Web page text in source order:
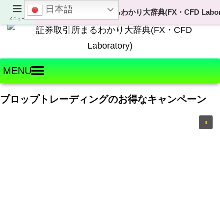
Welcome to FX・CFD Laboratory!
MENU
プロップトレーディングのお得なキャンペーン
メニュー
日本語